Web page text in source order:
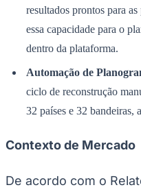
Atletismo
Vôlei
NBB
Brasileirão Série B
Paulistão
Copa do Brasil
Sul-Americana
Premier League
resultados prontos para
essa capacidade para o
dentro da plataforma.
Automação de
ciclo de reconstrução
32 países e 32 bandeiras,
Contexto de Mercado
De acordo com o